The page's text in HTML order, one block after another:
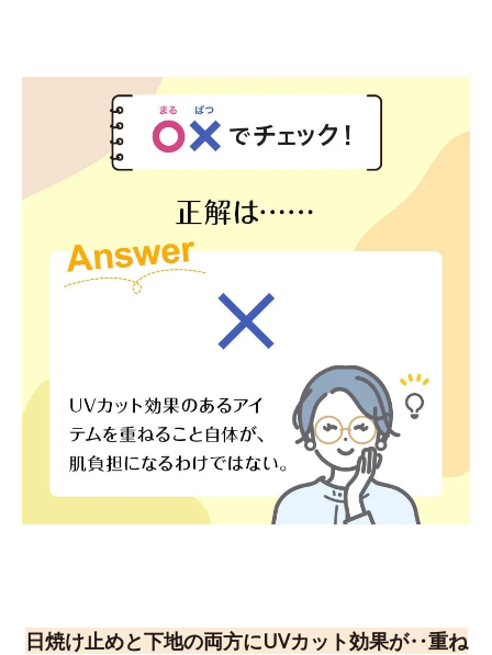
日焼け止めと下地の両方にUVカット効果が‥重ね